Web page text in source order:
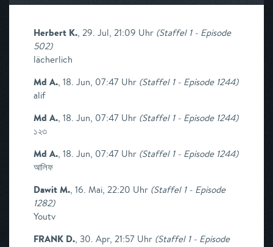
Herbert K., 29. Jul, 21:09 Uhr (Staffel 1 - Episode
502)
lächerlich
Md A., 18. Jun, 07:47 Uhr (Staffel 1 - Episode 1244)
alif
Md A., 18. Jun, 07:47 Uhr (Staffel 1 - Episode 1244)
১২৩
Md A., 18. Jun, 07:47 Uhr (Staffel 1 - Episode 1244)
আলিফ
Dawit M., 16. Mai, 22:20 Uhr (Staffel 1 - Episode
1282)
Youtv
FRANK D., 30. Apr, 21:57 Uhr (Staffel 1 - Episode